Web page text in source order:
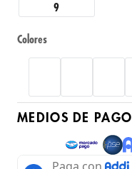
9
Colores
MEDIOS DE PAGO